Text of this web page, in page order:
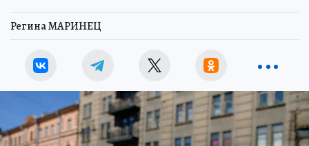
Регина МАРИНЕЦ